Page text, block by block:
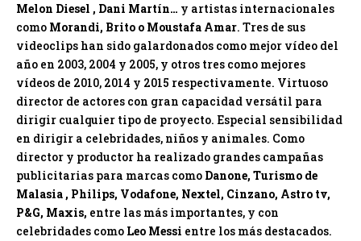
Melon Diesel , Dani Martín… y artistas internacionales
como Morandi, Brito o Moustafa Amar. Tres de sus
videoclips han sido galardonados como mejor vídeo del
año en 2003, 2004 y 2005, y otros tres como mejores
vídeos de 2010, 2014 y 2015 respectivamente. Virtuoso
director de actores con gran capacidad versátil para
dirigir cualquier tipo de proyecto. Especial sensibilidad
en dirigir a celebridades, niños y animales. Como
director y productor ha realizado grandes campañas
publicitarias para marcas como Danone, Turismo de
Malasia , Philips, Vodafone, Nextel, Cinzano, Astro tv,
P&G, Maxis, entre las más importantes, y con
celebridades como Leo Messi entre los más destacados.